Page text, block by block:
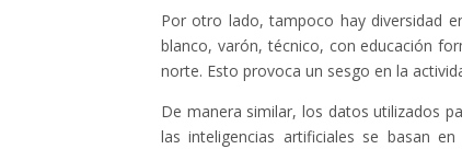
Por otro lado, tampoco hay diversidad
blanco, varón, técnico, con educación
norte. Esto provoca un sesgo en la
De manera similar, los datos utilizados
las inteligencias artificiales se basan